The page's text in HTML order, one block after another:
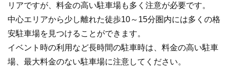
リアですが、料金の高い駐車場も多く注意が必要です。
中心エリアから少し離れた徒歩10～15分圏内には多くの格
安駐車場を見つけることができます。
イベント時の利用など長時間の駐車時は、料金の高い駐車
場、最大料金のない駐車場に注意してください。